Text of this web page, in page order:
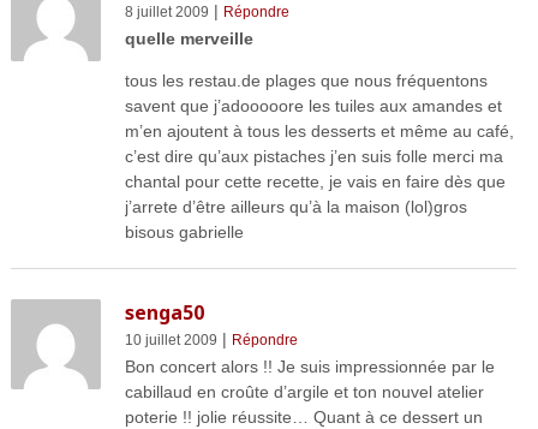
8 juillet 2009 | Répondre
quelle merveille
tous les restau.de plages que nous fréquentons
savent que j’adooooore les tuiles aux amandes et
m’en ajoutent à tous les desserts et même au café,
c’est dire qu’aux pistaches j’en suis folle merci ma
chantal pour cette recette, je vais en faire dès que
j’arrete d’être ailleurs qu’à la maison (lol)gros
bisous gabrielle
senga50
10 juillet 2009 | Répondre
Bon concert alors !! Je suis impressionnée par le
cabillaud en croûte d’argile et ton nouvel atelier
poterie !! jolie réussite… Quant à ce dessert un